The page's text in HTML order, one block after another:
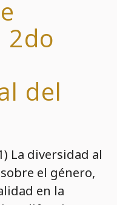
2do
del
La diversidad al
el género,
en la